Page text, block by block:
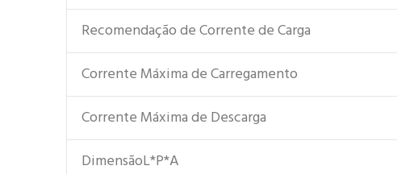
Recomendação de Corrente de Carga
Corrente Máxima de Carregamento
Corrente Máxima de Descarga
DimensãoL*P*A